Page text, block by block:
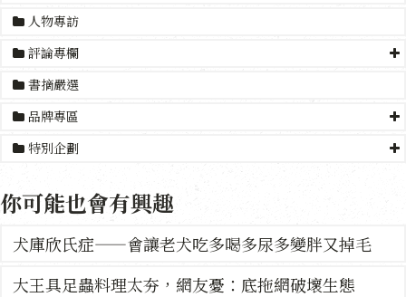
人物專訪
評論專欄
書摘嚴選
品牌專區
特別企劃
你可能也會有興趣
犬庫欣氏症——會讓老犬吃多喝多尿多變胖又掉毛
大王具足蟲料理太夯，網友憂：底拖網破壞生態